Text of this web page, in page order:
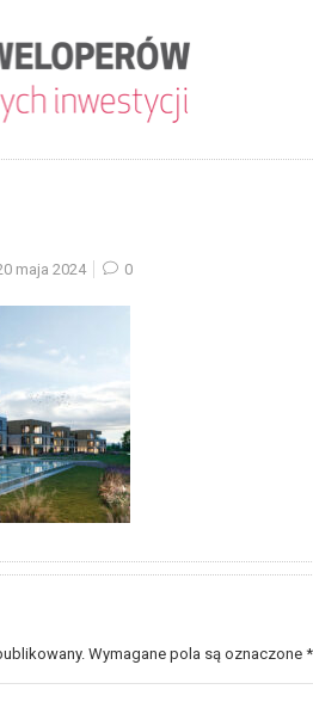
maja 2024 0
Wymagane pola są oznaczone *